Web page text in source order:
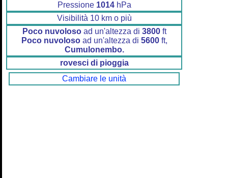
Pressione 1014hPa
Visibilità 10 km o più
Poco nuvolosoad un'altezza di 3800ft
Poco nuvolosoad un'altezza di 5600ft,
Cumulonembo.
rovesci di pioggia
Cambiare le unità